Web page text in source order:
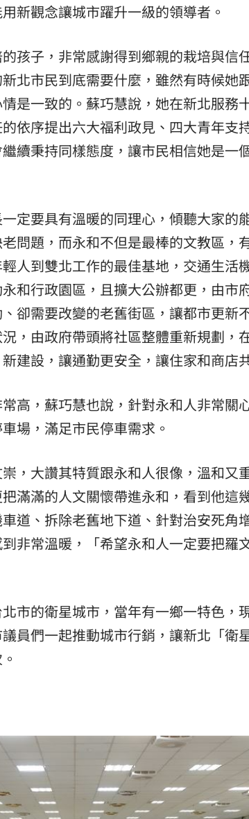
新觀念讓城市躍升一級的領導者。
孩子，非常感謝得到鄉親的栽培與信
北市民到底需要什麼，雖然有時候她
是一致的。蘇巧慧說，她在新北服務
依序提出六大福利政見、四大青年支
續秉持同樣態度，讓市民相信她是一
定要具有溫暖的同理心，傾聽大家的
問題，而永和不但是最棒的文教區，
人到雙北工作的最佳基地，交通生活
和行政園區，且擴大公辦都更，由市
卻需要改變的老舊街區，讓都市更新
，由政府帶頭將社區整體重新規劃，
建設，讓通勤更安全，讓住家和商店
高，蘇巧慧也說，針對永和人非常關
場，滿足市民停車需求。
，大讚其特質跟永和人很像，溫和又
滿滿的人文關懷帶進永和，看到他這
道、拆除老舊地下道、針對治安死角
非常溫暖，「希望永和人一定要把羅
市的衛星城市，當年有一鄉一特色，
員們一起推動城市行銷，讓新北「衛